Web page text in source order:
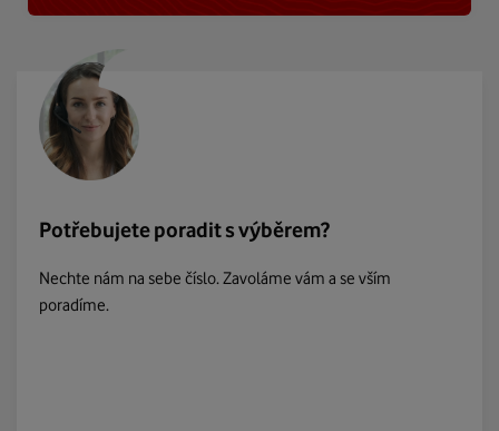
Potřebujete poradit s výběrem?
Nechte nám na sebe číslo. Zavoláme vám a se vším
poradíme.